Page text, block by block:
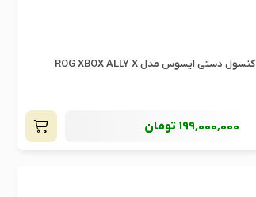
کنسول دستی ایسوس مدل ROG XBOX ALLY X
199٬000٬000 تومان